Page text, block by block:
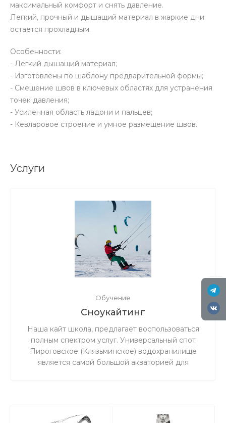
максимальный комфорт и снять давление.
Легкий, прочный и дышащий материал в жаркие дни
остается прохладным.
Особенности:
- Легкий дышащий материал;
- Изготовлены по шаблону предварительной формы;
- Смещение швов в ключевых областях для устранения
точек давления;
- Усиленная область ладони и пальцев;
- Кевларовое строение и умное размещение швов.
Услуги
Обучение
Сноукайтинг
Наша кайт школа, предлагает воспользоваться
полным спектром услуг. Универсальный спот
Пироговское (Клязьминское) водохранилище
является самой большой акваторией для
соседнем поле.